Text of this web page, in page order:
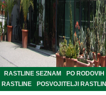
RASTLINE SEZNAM PO RODOVIH
RASTLINE
POSVOJITELJI RASTLIN